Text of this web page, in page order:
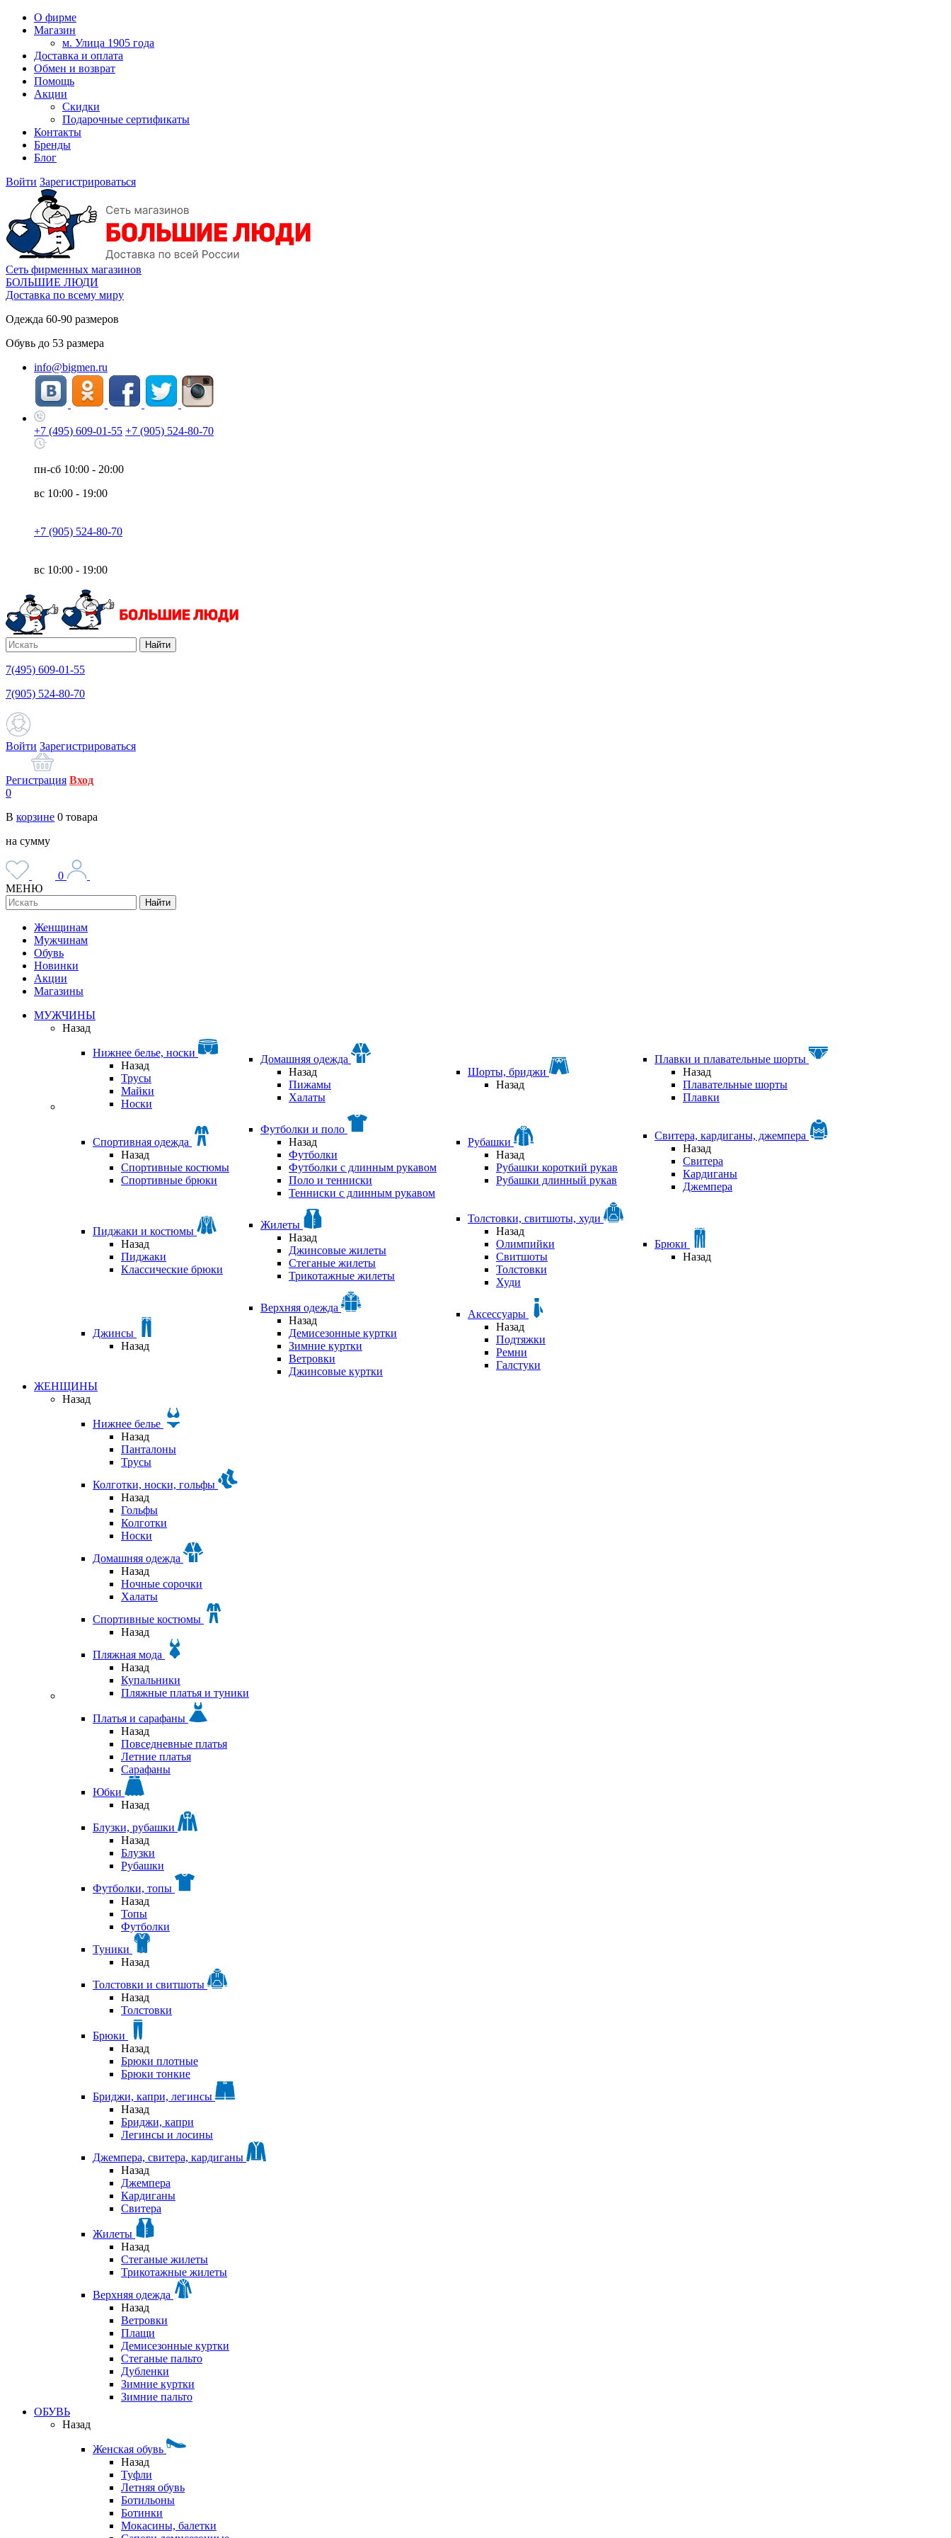
О фирме
Магазин
м. Улица 1905 года
Доставка и оплата
Обмен и возврат
Помощь
Акции
Скидки
Подарочные сертификаты
Контакты
Бренды
Блог
Войти Зарегистрироваться
Сеть фирменных магазинов
БОЛЬШИЕ ЛЮДИ
Доставка по всему миру
Одежда 60-90 размеров
Обувь до 53 размера
info@bigmen.ru
+7 (495) 609-01-55 +7 (905) 524-80-70
пн-сб 10:00 - 20:00
вс 10:00 - 19:00
+7 (905) 524-80-70
вс 10:00 - 19:00
Найти
7(495) 609-01-55
7(905) 524-80-70
Войти Зарегистрироваться
Регистрация Вход
0
В корзине 0 товара
на сумму
0
МЕНЮ
Найти
Женщинам
Мужчинам
Обувь
Новинки
Акции
Магазины
МУЖЧИНЫ
Назад
Нижнее белье, носки
Назад
Трусы
Майки
Носки
Домашняя одежда
Назад
Пижамы
Халаты
Шорты, бриджи
Назад
Плавки и плавательные шорты
Назад
Плавательные шорты
Плавки
Спортивная одежда
Назад
Спортивные костюмы
Спортивные брюки
Футболки и поло
Назад
Футболки
Футболки с длинным рукавом
Поло и тенниски
Тенниски с длинным рукавом
Рубашки
Назад
Рубашки короткий рукав
Рубашки длинный рукав
Свитера, кардиганы, джемпера
Назад
Свитера
Кардиганы
Джемпера
Пиджаки и костюмы
Назад
Пиджаки
Классические брюки
Жилеты
Назад
Джинсовые жилеты
Стеганые жилеты
Трикотажные жилеты
Толстовки, свитшоты, худи
Назад
Олимпийки
Свитшоты
Толстовки
Худи
Брюки
Назад
Джинсы
Назад
Верхняя одежда
Назад
Демисезонные куртки
Зимние куртки
Ветровки
Джинсовые куртки
Аксессуары
Назад
Подтяжки
Ремни
Галстуки
ЖЕНЩИНЫ
Назад
Нижнее белье
Назад
Панталоны
Трусы
Колготки, носки, гольфы
Назад
Гольфы
Колготки
Носки
Домашняя одежда
Назад
Ночные сорочки
Халаты
Спортивные костюмы
Назад
Пляжная мода
Назад
Купальники
Пляжные платья и туники
Платья и сарафаны
Назад
Повседневные платья
Летние платья
Сарафаны
Юбки
Назад
Блузки, рубашки
Назад
Блузки
Рубашки
Футболки, топы
Назад
Топы
Футболки
Туники
Назад
Толстовки и свитшоты
Назад
Толстовки
Брюки
Назад
Брюки плотные
Брюки тонкие
Бриджи, капри, легинсы
Назад
Бриджи, капри
Легинсы и лосины
Джемпера, свитера, кардиганы
Назад
Джемпера
Кардиганы
Свитера
Жилеты
Назад
Стеганые жилеты
Трикотажные жилеты
Верхняя одежда
Назад
Ветровки
Плащи
Демисезонные куртки
Стеганые пальто
Дубленки
Зимние куртки
Зимние пальто
ОБУВЬ
Назад
Женская обувь
Назад
Туфли
Летняя обувь
Ботильоны
Ботинки
Мокасины, балетки